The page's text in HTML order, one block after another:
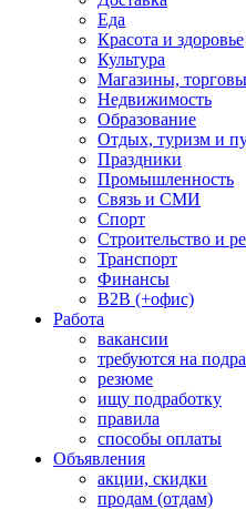
Еда
Красота и здоровье
Культура
Магазины,
Недвижимость
Образование
Отдых, туризм и
Праздники
Промышленность
Связь и СМИ
Спорт
Строительство и
Транспорт
Финансы
B2B (+офис)
Работа
вакансии
требуются на
резюме
ищу подработку
правила
способы оплаты
Объявления
акции, скидки
продам (отдам)